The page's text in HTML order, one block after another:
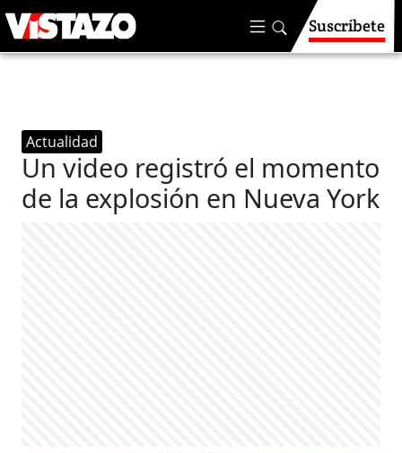
Suscríbete
Actualidad
Un video registró el momento
de la explosión en Nueva York